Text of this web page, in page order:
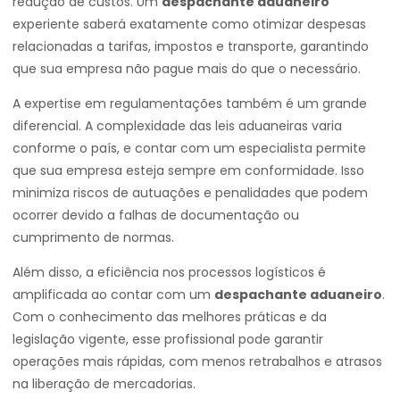
experiente saberá exatamente como otimizar despesas
relacionadas a tarifas, impostos e transporte, garantindo
que sua empresa não pague mais do que o necessário.
A expertise em regulamentações também é um grande
diferencial. A complexidade das leis aduaneiras varia
conforme o país, e contar com um especialista permite
que sua empresa esteja sempre em conformidade. Isso
minimiza riscos de autuações e penalidades que podem
ocorrer devido a falhas de documentação ou
cumprimento de normas.
Além disso, a eficiência nos processos logísticos é
amplificada ao contar com um despachante aduaneiro.
Com o conhecimento das melhores práticas e da
legislação vigente, esse profissional pode garantir
operações mais rápidas, com menos retrabalhos e atrasos
na liberação de mercadorias.